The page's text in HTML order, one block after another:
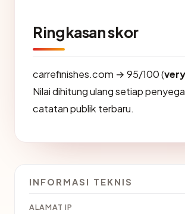
Ringkasan skor
carrefinishes.com → 95/100 (
Nilai dihitung ulang setiap
catatan publik terbaru.
INFORMASI TEKNIS
ALAMAT IP